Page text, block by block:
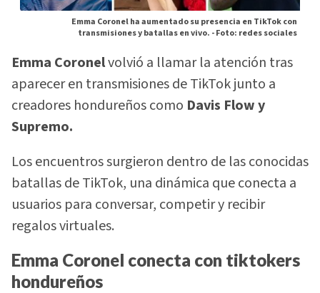
Emma Coronel ha aumentado su presencia en TikTok con
transmisiones y batallas en vivo. -Foto: redes sociales
Emma Coronelvolvió a llamar la atención tras
aparecer en transmisiones de TikTok junto a
creadores hondureños como Davis Flow y
Supremo.
Los encuentros surgieron dentro de las conocidas
batallas de TikTok, una dinámica que conecta a
usuarios para conversar, competir y recibir
regalos virtuales.
Emma Coronel conecta con tiktokers
hondureños